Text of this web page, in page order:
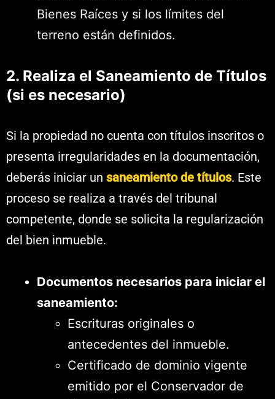
Bienes Raíces y si los límites del
terreno están definidos.
2. Realiza el Saneamiento de Títulos
(si es necesario)
Si la propiedad no cuenta con títulos inscritos o
presenta irregularidades en la documentación,
deberás iniciar un saneamiento de títulos. Este
proceso se realiza a través del tribunal
competente, donde se solicita la regularización
del bien inmueble.
Documentos necesarios para iniciar el
saneamiento:
Escrituras originales o
antecedentes del inmueble.
Certificado de dominio vigente
emitido por el Conservador de